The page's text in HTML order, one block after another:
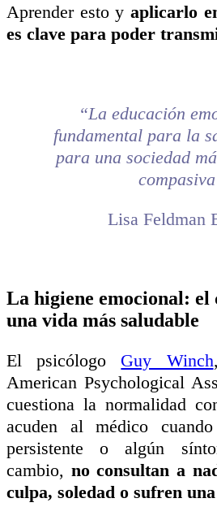
Aprender esto y aplicarlo
es clave para poder
“La educación
fundamental para la
para una sociedad
Lisa Feldman
La higiene emocional: el
una vida más saludable
El psicólogo Guy Winch
American Psychological
cuestiona la normalidad
acuden al médico
persistente o algún
cambio, no consultan a
culpa, soledad o sufren